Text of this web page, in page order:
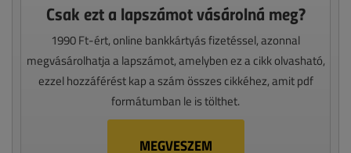
Csak ezt a lapszámot vásárolná meg?
1990 Ft-ért, online bankkártyás fizetéssel, azonnal
megvásárolhatja a lapszámot, amelyben ez a cikk olvasható,
ezzel hozzáférést kap a szám összes cikkéhez, amit pdf
formátumban le is tölthet.
MEGVESZEM